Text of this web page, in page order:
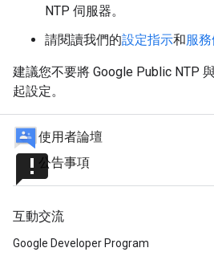
NTP 伺服器。
請閱讀我們的設定指示和服
建議您不要將 Google Public NTP
起設定。
使用者論壇
announcement公告事項
互動交流
Google Developer Program